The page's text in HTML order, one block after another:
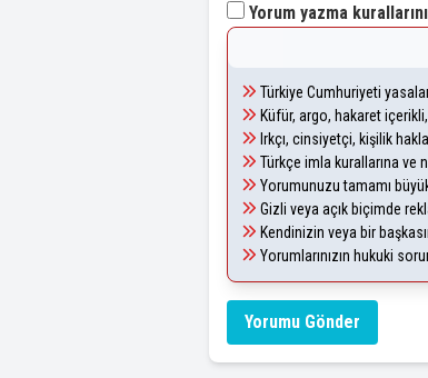
Yorum yazma kurallarını
Türkiye Cumhuriyeti
Küfür, argo, hakaret
Irkçı, cinsiyetçi, kişilik
Türkçe imla kurallarına
Yorumunuzu tamamı
Gizli veya açık biçimde
Kendinizin veya bir
Yorumlarınızın hukuki
Yorumu Gönder